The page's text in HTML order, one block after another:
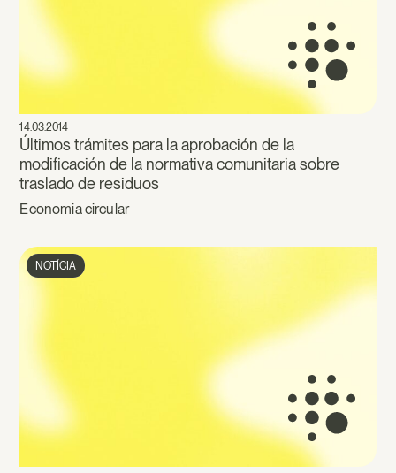
14.03.2014
Últimos trámites para la aprobación de la
modificación de la normativa comunitaria sobre
traslado de residuos
Economia circular
NOTÍCIA